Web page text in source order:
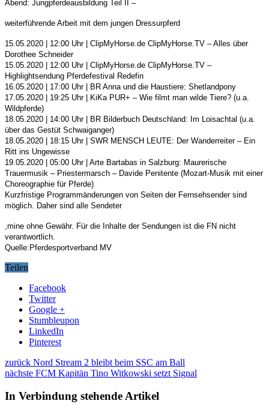
Abend: Jungpferdeausbildung Teil II –
weiterführende Arbeit mit dem jungen Dressurpferd
15.05.2020 | 12:00 Uhr | ClipMyHorse.de ClipMyHorse.TV – Alles über
Dorothee Schneider
15.05.2020 | 12:00 Uhr | ClipMyHorse.de ClipMyHorse.TV –
Highlightsendung Pferdefestival Redefin
16.05.2020 | 17:00 Uhr | BR Anna und die Haustiere: Shetlandpony
17.05.2020 | 19:25 Uhr | KiKa PUR+ – Wie filmt man wilde Tiere? (u.a.
Wildpferde)
18.05.2020 | 14:00 Uhr | BR Bilderbuch Deutschland: Im Loisachtal (u.a.
über das Gestüt Schwaiganger)
18.05.2020 | 18:15 Uhr | SWR MENSCH LEUTE: Der Wanderreiter – Ein
Ritt ins Ungewisse
19.05.2020 | 05:00 Uhr | Arte Bartabas in Salzburg: Maurerische
Trauermusik – Priestermarsch – Davide Penitente (Mozart-Musik mit einer
Choreographie für Pferde)
Kurzfristige Programmänderungen von Seiten der Fernsehsender sind
möglich. Daher sind alle Sendeter
,mine ohne Gewähr. Für die Inhalte der Sendungen ist die FN nicht
verantwortlich.
Quelle:Pferdesportverband MV
Teilen
Facebook
Twitter
Google +
Stumbleupon
LinkedIn
Pinterest
zurück Nord Stream 2 bleibt beim SSC am Ball
nächste FCM Kapitän Tino Witkowski setzt Signal
In Verbindung stehende Artikel